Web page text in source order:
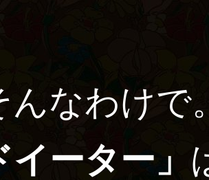
なわけで
イーター」